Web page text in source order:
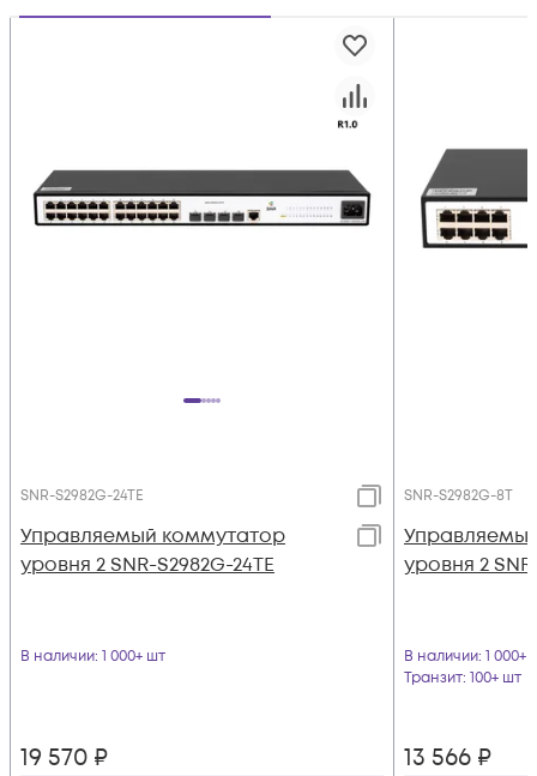
SNR-S2982G-24TE
Управляемый коммутатор
уровня 2 SNR-S2982G-24TE
В наличии: 1 000+ шт
19 570 ₽
SNR-S2982G-8T
уровня 2
В наличии: 1 000+
Транзит: 100+ шт
13 566 ₽